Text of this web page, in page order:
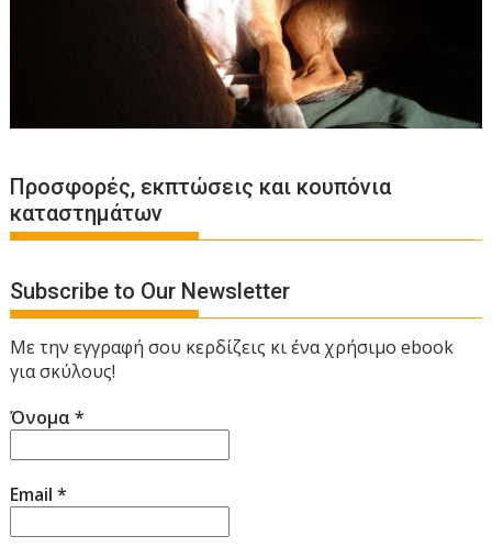
Προσφορές, εκπτώσεις και κουπόνια
καταστημάτων
Subscribe to Our Newsletter
Με την εγγραφή σου κερδίζεις κι ένα χρήσιμο ebook
για σκύλους!
Όνομα*
Email*